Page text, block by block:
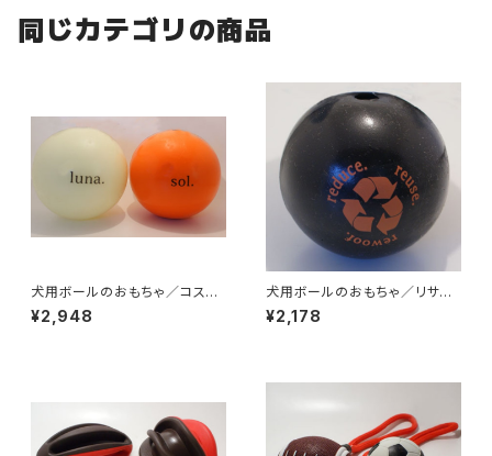
同じカテゴリの商品
犬用ボールのおもちゃ／コスモ
スボール
¥2,948
犬用ボールのおもちゃ／リサイ
クルボール
¥2,178